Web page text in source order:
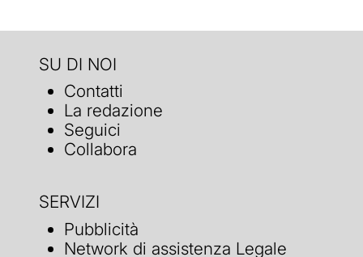
SU DI NOI
Contatti
La redazione
Seguici
Collabora
SERVIZI
Pubblicità
Network di assistenza Legale